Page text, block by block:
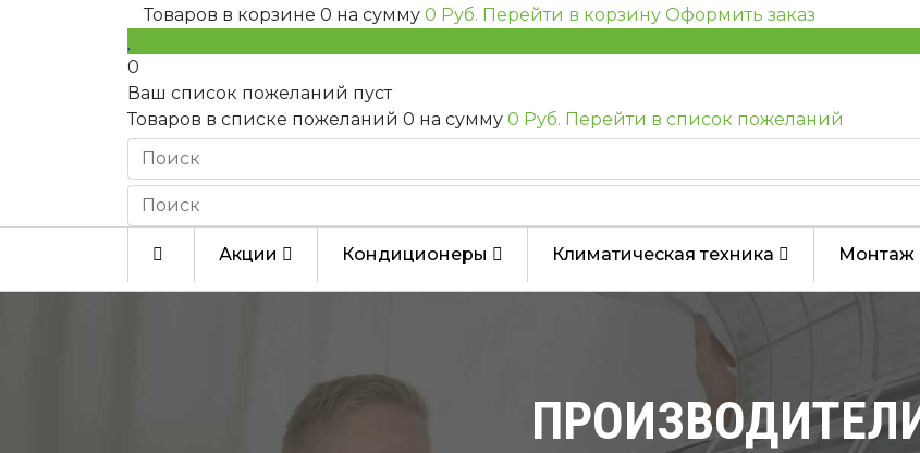
Товаров в корзине 0 на сумму 0 Руб. Перейти в корзину Оформить заказ
0
Ваш список пожеланий пуст
Товаров в списке пожеланий 0 на сумму 0 Руб. Перейти в список пожеланий
Акции Кондиционеры Климатическая техника Монтаж